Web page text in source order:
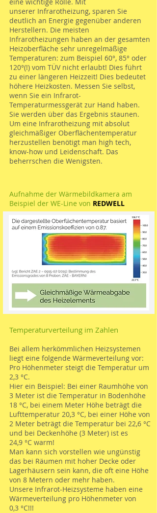
unserer Infrarotheizung, sparen Sie
deutlich an Energie gegenüber anderen
Herstellern. Die meisten
Infrarotheizungen haben an der gesamten
Heizoberfläche sehr unregelmäßige
Temperaturen: zum Beispiel 60°, 85° oder
120°(!) vom TÜV nicht erlaubt! Dies führt
zu einer längeren Heizzeit! Dies bedeutet
höhere Heizkosten. Messen Sie selbst,
wenn Sie ein Infrarot-
Temperaturmessgerät zur Hand haben.
Sie werden über das Ergebnis staunen.
Um eine Infrarotheizung mit absolut
gleichmäßiger Oberflächentemperatur
herzustellen benötigt man high tech,
know-how und Leidenschaft. Das
beherrschen die Wenigsten.
Aufnahme der Wärmebildkamera am
Beispiel der WE-Line von REDWELL
Temperaturverteilung im Zahlen
Bei allem herkömmlichen Heizsystemen
liegt eine folgende Wärmeverteilung vor:
Pro Höhenmeter steigt die Temperatur um
2,3 °C.
Hier ein Beispiel: Bei einer Raumhöhe von
3 Meter ist die Temperatur in Bodenhöhe
18 °C, bei einem Meter Höhe beträgt die
Lufttemperatur 20,3 °C, bei einer Höhe von
2 Meter beträgt die Temperatur bei 22,6 °C
und bei Deckenhöhe (3 Meter) ist es
24,9 °C warm!
Man kann sich vorstellen wie ungünstig
das bei Räumen mit hoher Decke oder
Lagerhäusern sein kann, die oft eine Höhe
von 8 Metern oder mehr haben.
Unsere Infrarot-Heizsysteme haben eine
Wärmeverteilung pro Höhenmeter von
0,3 °C!!!